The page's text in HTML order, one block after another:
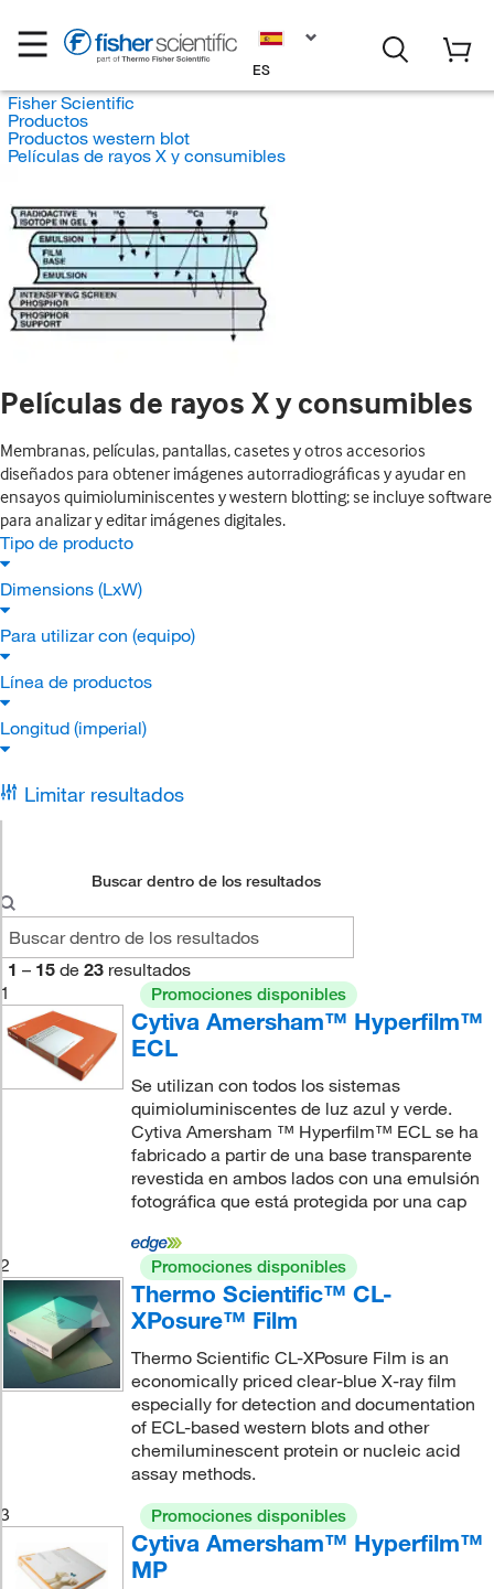
ES
Fisher Scientific
Productos
Productos western blot
Películas de rayos X y consumibles
Películas de rayos X y consumibles
Membranas, películas, pantallas, casetes y otros accesorios
diseñados para obtener imágenes autorradiográficas y ayudar en
ensayos quimioluminiscentes y western blotting; se incluye software
para analizar y editar imágenes digitales.
Tipo de producto
Dimensions (LxW)
Para utilizar con (equipo)
Línea de productos
Longitud (imperial)
Limitar resultados
Buscar dentro de los resultados
1 – 15 de 23 resultados
1
Promociones disponibles
Cytiva Amersham™ Hyperfilm™
ECL
Se utilizan con todos los sistemas
quimioluminiscentes de luz azul y verde.
Cytiva Amersham ™ Hyperfilm™ ECL se ha
fabricado a partir de una base transparente
revestida en ambos lados con una emulsión
fotográfica que está protegida por una cap
2 Promociones disponibles
Thermo Scientific™ CL-
XPosure™ Film
Thermo Scientific CL-XPosure Film is an
economically priced clear-blue X-ray film
especially for detection and documentation
of ECL-based western blots and other
chemiluminescent protein or nucleic acid
assay methods.
3
Promociones disponibles
Cytiva Amersham™ Hyperfilm™
MP